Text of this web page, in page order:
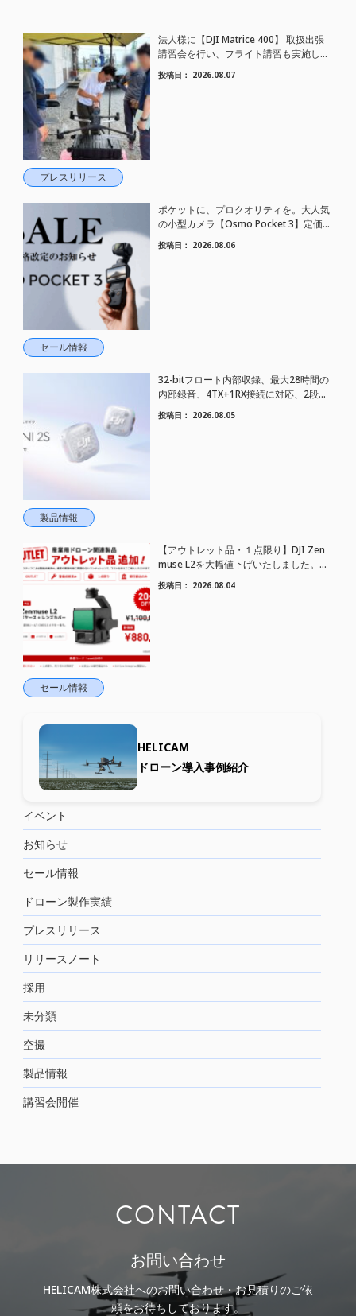
プレスリリース
法人様に【DJI Matrice 400】 取扱出張
講習会を行い、フライト講習も実施しま
した。
投稿日： 2026.08.07
セール情報
ポケットに、プロクオリティを。大人気
の小型カメラ【Osmo Pocket 3】定価が
さらにお値下げされました！
投稿日： 2026.08.06
製品情報
32-bitフロート内部収録、最大28時間の
内部録音、4TX+1RX接続に対応、2段階
AIノイズキャンセリング搭載｜コンパク
トワイヤレスマイク DJI Mic Mini 2S 登場
投稿日： 2026.08.05
セール情報
【アウトレット品・１点限り】DJI Zen
muse L2を大幅値下げいたしました。｜
HELICAM STORE
投稿日： 2026.08.04
HELICAM
ドローン導入事例紹介
イベント
お知らせ
セール情報
ドローン製作実績
プレスリリース
リリースノート
採用
未分類
空撮
製品情報
講習会開催
CONTACT
お問い合わせ
HELICAM株式会社へのお問い合わせ・お見積りのご依
頼をお待ちしております。